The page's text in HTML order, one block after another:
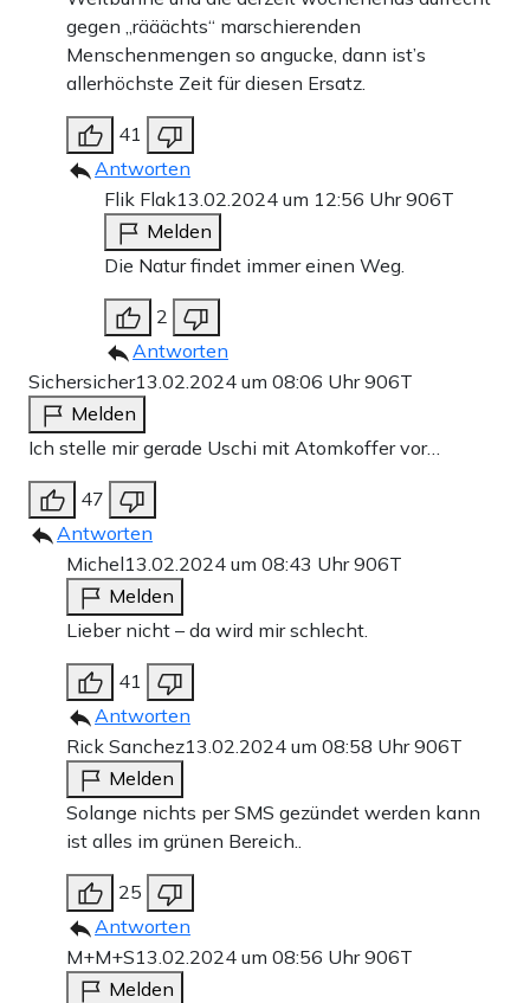
gegen „rääächts“ marschierenden
Menschenmengen so angucke, dann ist’s
allerhöchste Zeit für diesen Ersatz.
41
Antworten
Flik Flak13.02.2024 um 12:56 Uhr906T
Melden
Die Natur findet immer einen Weg.
2
Antworten
Sichersicher13.02.2024 um 08:06 Uhr906T
Melden
Ich stelle mir gerade Uschi mit Atomkoffer vor…
47
Antworten
Michel13.02.2024 um 08:43 Uhr906T
Melden
Lieber nicht – da wird mir schlecht.
41
Antworten
Rick Sanchez13.02.2024 um 08:58 Uhr906T
Melden
Solange nichts per SMS gezündet werden kann
ist alles im grünen Bereich..
25
Antworten
M+M+S13.02.2024 um 08:56 Uhr906T
Melden